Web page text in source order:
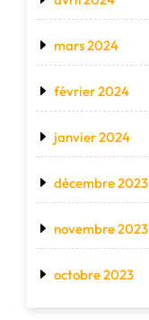
mars 2024
février 2024
janvier 2024
décembre 2023
novembre 2023
octobre 2023